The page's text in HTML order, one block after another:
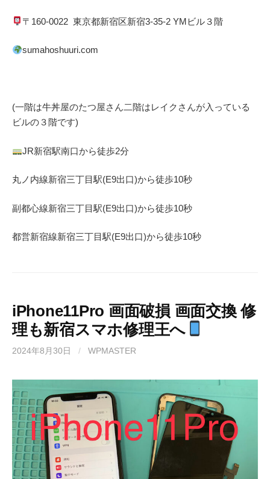
〒 160-0022 東京都新宿区新宿3-35-2 YMビル３階
sumahoshuuri.com
(一階は牛丼屋のたつ屋さん二階はレイクさんが入っている
ビルの３階です)
JR新宿駅南口から徒歩2分
丸ノ内線新宿三丁目駅(E9出口)から徒歩10秒
副都心線新宿三丁目駅(E9出口)から徒歩10秒
都営新宿線新宿三丁目駅(E9出口)から徒歩10秒
iPhone11Pro 画面破損 画面交換 修
理も新宿スマホ修理王へ
2024年8月30日 / WPMASTER